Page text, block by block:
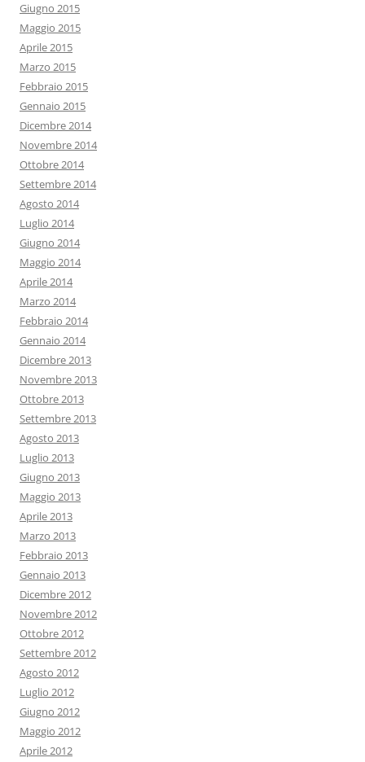
Giugno 2015
Maggio 2015
Aprile 2015
Marzo 2015
Febbraio 2015
Gennaio 2015
Dicembre 2014
Novembre 2014
Ottobre 2014
Settembre 2014
Agosto 2014
Luglio 2014
Giugno 2014
Maggio 2014
Aprile 2014
Marzo 2014
Febbraio 2014
Gennaio 2014
Dicembre 2013
Novembre 2013
Ottobre 2013
Settembre 2013
Agosto 2013
Luglio 2013
Giugno 2013
Maggio 2013
Aprile 2013
Marzo 2013
Febbraio 2013
Gennaio 2013
Dicembre 2012
Novembre 2012
Ottobre 2012
Settembre 2012
Agosto 2012
Luglio 2012
Giugno 2012
Maggio 2012
Aprile 2012